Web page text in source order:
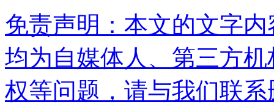
免责声明：本文的文字
均为自媒体人、第三方
权等问题，请与我们联